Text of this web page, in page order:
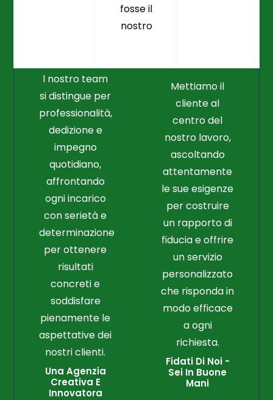
fosse il
nostro
l nostro team
si distingue per
professionalità,
dedizione e
impegno
quotidiano,
affrontando
ogni incarico
con serietà e
determinazione
per ottenere
risultati
concreti e
soddisfare
pienamente le
aspettative dei
nostri clienti.
Una Agenzia
Creativa E
Innovatora
Mettiamo il
cliente al
centro del
nostro lavoro,
ascoltando
attentamente
le sue esigenze
per costruire
un rapporto di
fiducia e offrire
un servizio
personalizzato
che risponda in
modo efficace
a ogni
richiesta.
Fidati Di Noi -
Sei In Buone
Mani